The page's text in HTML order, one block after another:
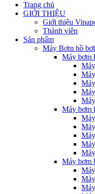
Trang chủ
GIỚI THIỆU
Giới thiệu
Thành viên
Sản phẩm
Máy Bơm hồ bơi
Máy bơm
Máy bơm
Máy bơm